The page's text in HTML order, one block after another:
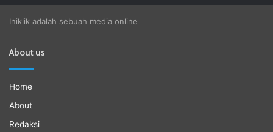
Iniklik adalah sebuah media online
About us
Home
About
Redaksi